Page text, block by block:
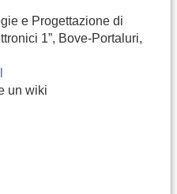
e Progettazione di
1”, Bove-Portaluri,
un wiki